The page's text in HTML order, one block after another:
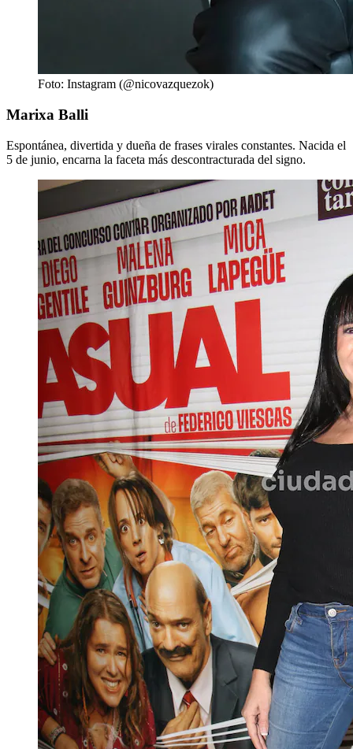
Foto: Instagram (@nicovazquezok)
Marixa Balli
Espontánea, divertida y dueña de frases virales constantes. Nacida el
5 de junio, encarna la faceta más descontracturada del signo.